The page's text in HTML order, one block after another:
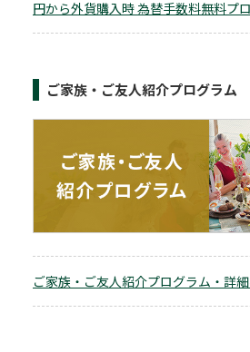
円から外貨購入時 為替手数料無料プ
ご家族・ご友人紹介プログラム
ご家族・ご友人紹介プログラム・詳